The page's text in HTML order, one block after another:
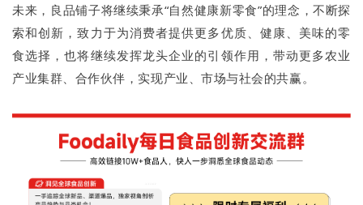
未来，良品铺子将继续秉承“自然健康新零食”的理念，不断探
索和创新，致力于为消费者提供更多优质、健康、美味的零
食选择，也将继续发挥龙头企业的引领作用，带动更多农业
产业集群、合作伙伴，实现产业、市场与社会的共赢。